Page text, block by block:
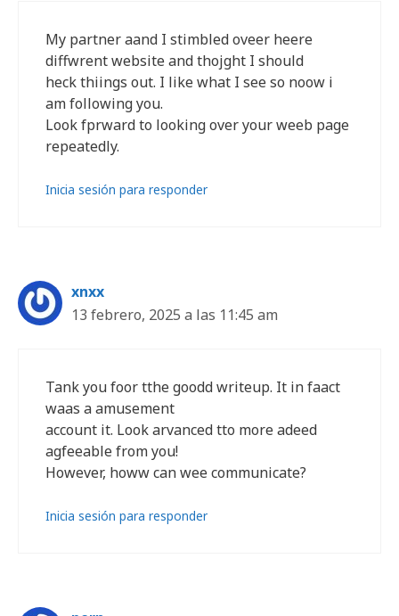
My partner aand I stimbled oveer heere
diffwrent website and thojght I should
heck thiings out. I like what I see so noow i
am following you.
Look fprward to looking over your weeb page
repeatedly.
Inicia sesión para responder
xnxx
13 febrero, 2025 a las 11:45 am
Tank you foor tthe goodd writeup. It in faact
waas a amusement
account it. Look arvanced tto more adeed
agfeeable from you!
However, howw can wee communicate?
Inicia sesión para responder